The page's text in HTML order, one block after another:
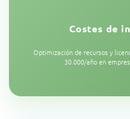
Costes de
Optimización de recursos y
30.000/año en